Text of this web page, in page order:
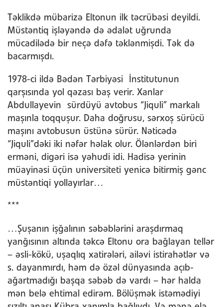
Təklikdə mübarizə Eltonun ilk təcrübəsi deyildi.
Müstəntiq işləyəndə də ədalət uğrunda
mücadilədə bir neçə dəfə təklənmişdi. Tək də
bacarmışdı.
1978-ci ildə Bədən Tərbiyəsi İnstitutunun
qarşısında yol qəzası baş verir. Xanlar
Abdullayevin sürdüyü avtobus “Jiquli” markalı
maşınla toqquşur. Daha doğrusu, sərxoş sürücü
maşını avtobusun üstünə sürür. Nəticədə
“Jiquli”dəki iki nəfər həlak olur. Ölənlərdən biri
erməni, digəri isə yəhudi idi. Hadisə yerinin
müayinəsi üçün universiteti yenicə bitirmiş gənc
müstəntiqi yollayırlar…
***
…Şuşanın işğalının səbəblərini araşdırmaq
yanğısının altında təkcə Eltonu ora bağlayan tellər
– əsli-kökü, uşaqlıq xatirələri, ailəvi istirahətlər və
s. dayanmırdı, həm də özəl dünyasında açıb-
ağartmadığı başqa səbəb də vardı – hər halda
mən belə ehtimal edirəm. Bölüşmək istəmədiyi